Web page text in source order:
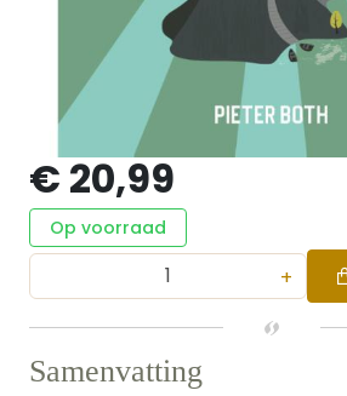
€ 20,99
Op voorraad
+
Samenvatting